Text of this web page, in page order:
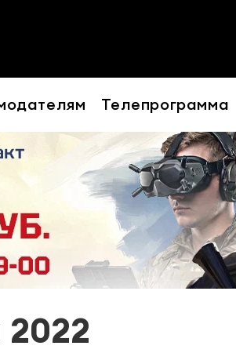
Телепрограмма
2022